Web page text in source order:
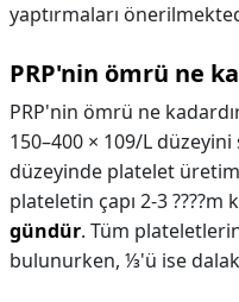
yaptırmaları
PRP'nin ömrü ne
PRP'nin ömrü ne
150–400 × 109/L
düzeyinde platelet
plateletin çapı 2-3
gündür. Tüm
bulunurken, ⅓'ü ise